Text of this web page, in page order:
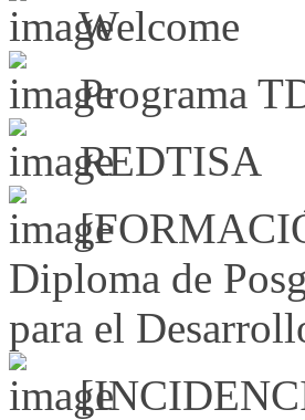
Welcome
Programa
REDTISA
Diploma de
para el